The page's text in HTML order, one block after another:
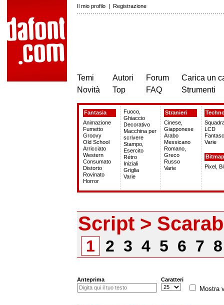
Il mio profilo | Registrazione
Temi
Novità
Autori
Top
Forum
FAQ
Carica un
Strumenti
Fantasia
Animazione
Fumetto
Groovy
Old School
Arricciato
Western
Consumato
Distorto
Rovinato
Horror
Fuoco,
Ghiaccio
Decorativo
Macchina per
scrivere
Stampo,
Esercito
Rétro
Iniziali
Griglia
Varie
Stranieri
Cinese,
Giapponese
Arabo
Messicano
Romano,
Greco
Russo
Varie
LCD
Varie
Bitmap
Pixel,
Script >
1 2 3 4 5 6 7
Anteprima Caratteri
Mostra